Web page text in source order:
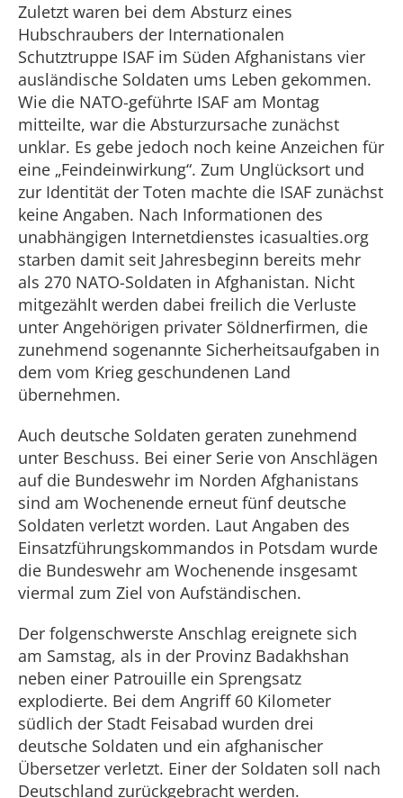
Zuletzt waren bei dem Absturz eines
Hubschraubers der Internationalen
Schutztruppe ISAF im Süden Afghanistans vier
ausländische Soldaten ums Leben gekommen.
Wie die NATO-geführte ISAF am Montag
mitteilte, war die Absturzursache zunächst
unklar. Es gebe jedoch noch keine Anzeichen für
eine „Feindeinwirkung“. Zum Unglücksort und
zur Identität der Toten machte die ISAF zunächst
keine Angaben. Nach Informationen des
unabhängigen Internetdienstes icasualties.org
starben damit seit Jahresbeginn bereits mehr
als 270 NATO-Soldaten in Afghanistan. Nicht
mitgezählt werden dabei freilich die Verluste
unter Angehörigen privater Söldnerfirmen, die
zunehmend sogenannte Sicherheitsaufgaben in
dem vom Krieg geschundenen Land
übernehmen.
Auch deutsche Soldaten geraten zunehmend
unter Beschuss. Bei einer Serie von Anschlägen
auf die Bundeswehr im Norden Afghanistans
sind am Wochenende erneut fünf deutsche
Soldaten verletzt worden. Laut Angaben des
Einsatzführungskommandos in Potsdam wurde
die Bundeswehr am Wochenende insgesamt
viermal zum Ziel von Aufständischen.
Der folgenschwerste Anschlag ereignete sich
am Samstag, als in der Provinz Badakhshan
neben einer Patrouille ein Sprengsatz
explodierte. Bei dem Angriff 60 Kilometer
südlich der Stadt Feisabad wurden drei
deutsche Soldaten und ein afghanischer
Übersetzer verletzt. Einer der Soldaten soll nach
Deutschland zurückgebracht werden.